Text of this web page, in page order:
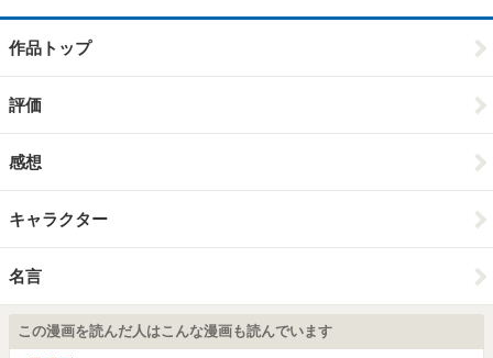
作品トップ
評価
感想
キャラクター
名言
この漫画を読んだ人はこんな漫画も読んでいます